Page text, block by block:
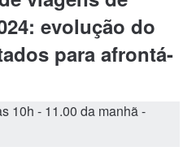
evolução do
para afrontá-
10h - 11.00 da manhã-